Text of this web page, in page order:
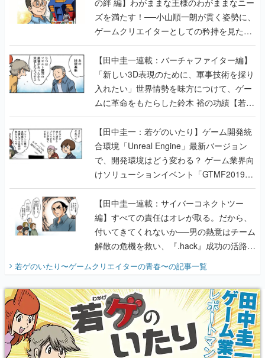
ズを満たす！──小山順一朗が貫く姿勢に、
ゲームクリエイターとしての矜持を見た
【若ゲのいたり最終回】
【田中圭一連載：バーチャファイター編】
「新しい3D表現のために、軍事技術を採り
入れたい」世界情勢を味方につけて、ゲー
ムに革命をもたらした鈴木 裕の功績【若ゲ
のいたり】
【田中圭一：若ゲのいたり】ゲーム開発統
合環境「Unreal Engine」最新バージョン
で、開発環境はどう変わる？ ゲーム業界向
けソリューションイベント「GTMF2019」
に行って、より理解を深めよう【PR】
【田中圭一連載：サイバーコネクトツー
編】すべての責任はオレが取る。だから、
付いてきてくれないか──男の熱意はチーム
解散の危機を救い、『.hack』成功の活路を
『少年ジャンプ』色だった【若ゲのいた
り】
若ゲのいたり〜ゲームクリエイターの青春〜の記事一覧